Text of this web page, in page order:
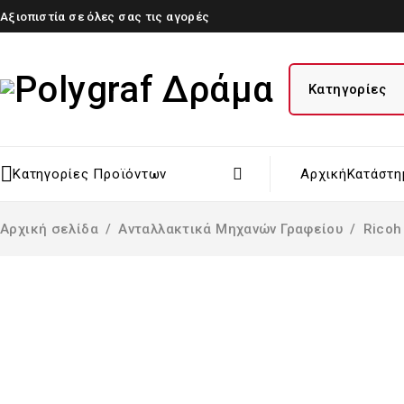
Αξιοπιστία σε όλες σας τις αγορές
Κατηγορίες Προϊόντων Αρχική
Αρχική σελίδα / Ανταλλακτικά Μηχανών Γραφείου / Ricoh